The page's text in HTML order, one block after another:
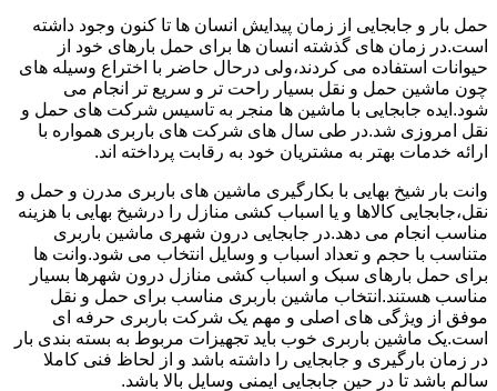
حمل بار و جابجایی از زمان پیدایش انسان ها تا کنون وجود داشته
است.در زمان های گذشته انسان ها برای حمل بارهای خود از
حیوانات استفاده می کردند،ولی درحال حاضر با اختراع وسیله های
چون ماشین حمل و نقل بسیار راحت تر و سریع تر انجام می
شود.ایده جابجایی با ماشین ها منجر به تاسیس شرکت های حمل و
نقل امروزی شد.در طی سال های شرکت های باربری همواره با
ارائه خدمات بهتر به مشتریان خود به رقابت پرداخته اند.
وانت بار شیخ بهایی با بکارگیری ماشین های باربری مدرن و حمل و
نقل،جابجایی کالاها و یا اسباب کشی منازل را درشیخ بهایی با هزینه
مناسب انجام می دهد.در جابجایی درون شهری ماشین باربری
متناسب با حجم و تعداد اسباب و وسایل انتخاب می شود.وانت ها
برای حمل بارهای سبک و اسباب کشی منازل درون شهرها بسیار
مناسب هستند.انتخاب ماشین باربری مناسب برای حمل و نقل
موفق از ویژگی های اصلی و مهم یک شرکت باربری حرفه ای
است.یک ماشین باربری خوب باید تجهیزات مربوط به بسته بندی بار
در زمان بارگیری و جابجایی را داشته باشد و از لحاظ فنی کاملا
سالم باشد تا در حین جابجایی ایمنی وسایل بالا باشد.